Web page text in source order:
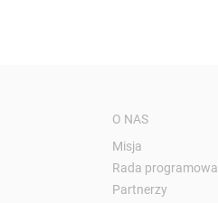
O NAS
Misja
Rada programowa
Partnerzy